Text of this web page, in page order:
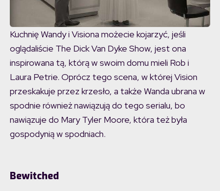
Kuchnię Wandy i Visiona możecie kojarzyć, jeśli
oglądaliście The Dick Van Dyke Show, jest ona
inspirowana tą, którą w swoim domu mieli Rob i
Laura Petrie. Oprócz tego scena, w której Vision
przeskakuje przez krzesło, a także Wanda ubrana w
spodnie również nawiązują do tego serialu, bo
nawiązuje do Mary Tyler Moore, która też była
gospodynią w spodniach.
Bewitched